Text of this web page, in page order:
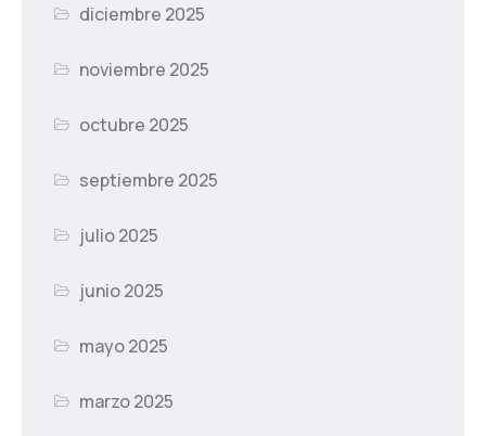
diciembre 2025
noviembre 2025
octubre 2025
septiembre 2025
julio 2025
junio 2025
mayo 2025
marzo 2025